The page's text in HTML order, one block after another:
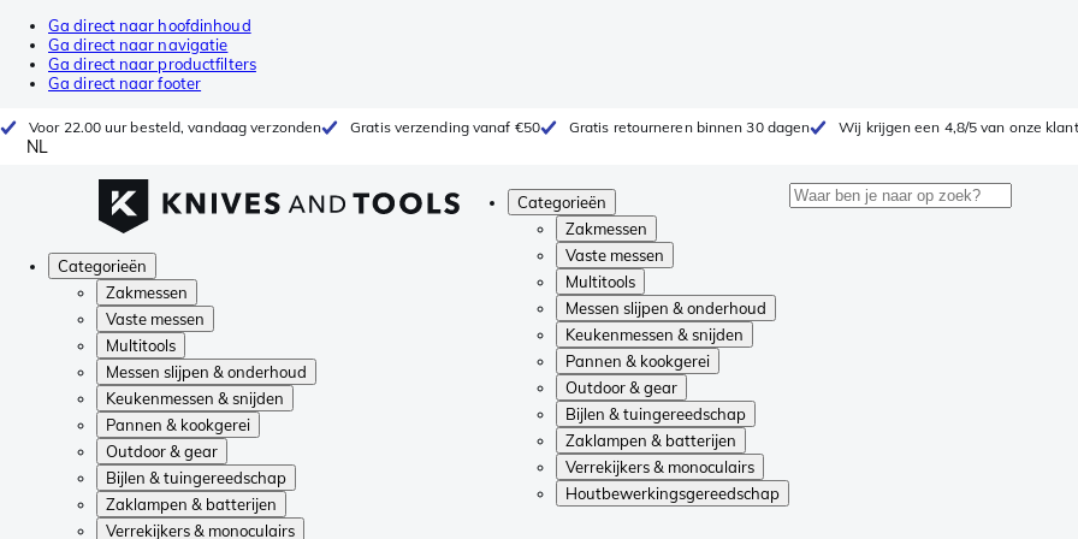
Ga direct naar hoofdinhoud
Ga direct naar navigatie
Ga direct naar productfilters
Ga direct naar footer
Voor 22.00 uur besteld, vandaag verzonden Gratis verzending vanaf €50 Gratis retourneren binnen 30 dagen Wij krijgen een 4,8/5 van onze
NL
Categorieën
Zakmessen
Vaste messen
Multitools
Messen slijpen & onderhoud
Keukenmessen & snijden
Pannen & kookgerei
Outdoor & gear
Bijlen & tuingereedschap
Zaklampen & batterijen
Verrekijkers & monoculairs
Houtbewerkingsgereedschap
Categorieën
Zakmessen
Vaste messen
Multitools
Messen slijpen & onderhoud
Keukenmessen & snijden
Pannen & kookgerei
Outdoor & gear
Bijlen & tuingereedschap
Zaklampen & batterijen
Verrekijkers & monoculairs